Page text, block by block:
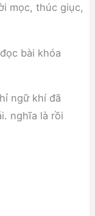
mọc, thúc giục,
bài khóa
ngữ khí đã
nghĩa là rồi